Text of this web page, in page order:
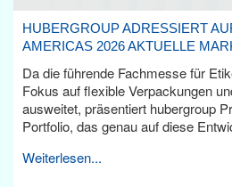
HUBERGROUP ADRESSIERT
AMERICAS 2026 AKTUELLE
Da die führende Fachmesse für
Fokus auf flexible Verpackungen
ausweitet, präsentiert hubergroup
Portfolio, das genau auf diese
Weiterlesen...